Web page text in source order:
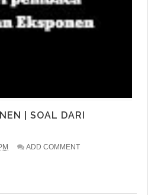
| SOAL DARI
ADD COMMENT